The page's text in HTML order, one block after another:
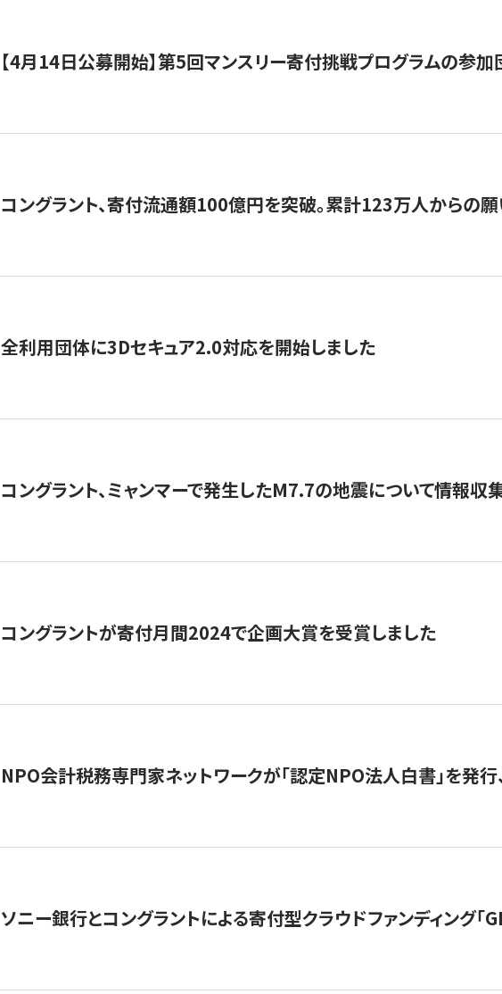
【4月14日公募開始】第5回マンスリー寄付挑戦プログラムの参
コングラント、寄付流通額100億円を突破。累計123万人からの
全利用団体に3Dセキュア2.0対応を開始しました
コングラント、ミャンマーで発生したM7.7の地震について情報収
コングラントが寄付月間2024で企画大賞を受賞しました
NPO会計税務専門家ネットワークが「認定NPO法人白書」を発
ソニー銀行とコングラントによる寄付型クラウドファンディング